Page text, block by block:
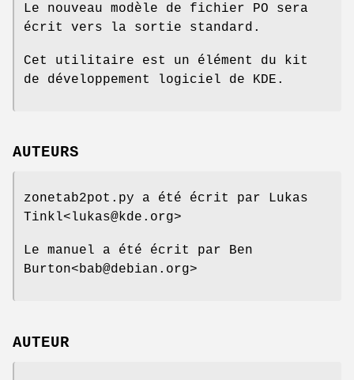
Le nouveau modèle de fichier PO sera
écrit vers la sortie standard.
Cet utilitaire est un élément du kit
de développement logiciel de KDE.
AUTEURS
zonetab2pot.py a été écrit par Lukas
Tinkl<lukas@kde.org>
Le manuel a été écrit par Ben
Burton<bab@debian.org>
AUTEUR